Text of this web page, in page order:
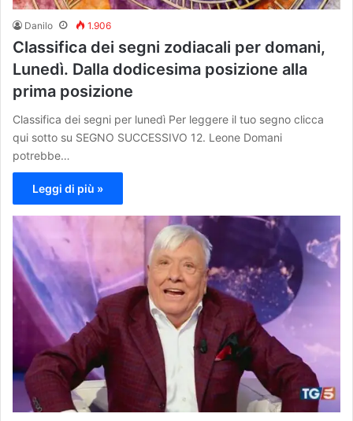
Danilo 1.906
Classifica dei segni zodiacali per domani,
Lunedì. Dalla dodicesima posizione alla
prima posizione
Classifica dei segni per lunedì Per leggere il tuo segno clicca
qui sotto su SEGNO SUCCESSIVO 12. Leone Domani
potrebbe…
Leggi di più »